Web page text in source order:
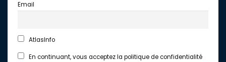
Email
AtlasInfo
En continuant, vous acceptez la politique de confidentialité